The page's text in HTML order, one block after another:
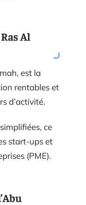
Al
est la
rentables et
d’activité.
ce
start-ups et
(PME).